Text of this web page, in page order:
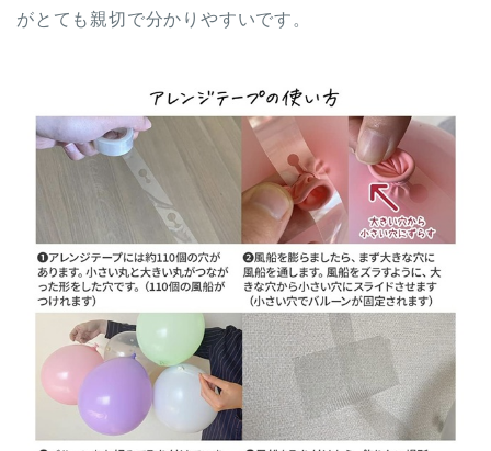
がとても親切で分かりやすいです。